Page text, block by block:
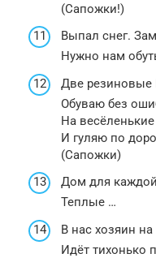
(Сапожки!)
Выпал снег.
Нужно нам
Две резиновые
Обуваю без
На
И гуляю по
(Сапожки)
Дом для
Теплые …
В нас хозяин на
Идёт тихонько